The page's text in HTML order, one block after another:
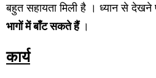
बहुत सहायता मिली है । ध्यान से
भागों में बाँट सकते हैं ।
कार्य